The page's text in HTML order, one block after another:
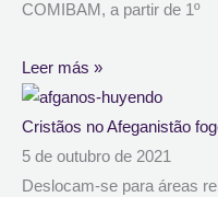
COMIBAM, a partir de 1º
Leer más »
Cristãos no Afeganistão
5 de outubro de 2021
Deslocam-se para áreas